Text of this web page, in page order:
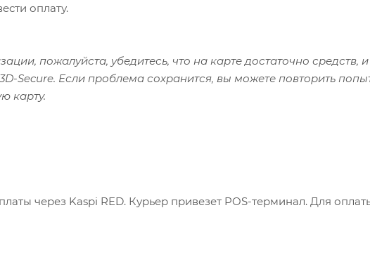
оплату.
пожалуйста, убедитесь, что на карте достаточно средств, и
Secure. Если проблема сохранится, вы можете повторить
карту.
через Kaspi RED. Курьер привезет POS-терминал. Для